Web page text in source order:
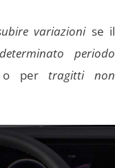
variazionise il
periodo
per tragitti non